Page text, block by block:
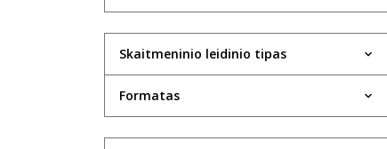
Skaitmeninio leidinio tipas
Formatas